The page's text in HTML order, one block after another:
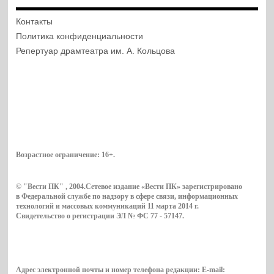
Контакты
Политика конфиденциальности
Репертуар драмтеатра им. А. Кольцова
Возрастное ограничение: 16+.
© "Вести ПК" , 2004.Сетевое издание «Вести ПК» зарегистрировано
в Федеральной службе по надзору в сфере связи, информационных
технологий и массовых коммуникаций 11 марта 2014 г.
Свидетельство о регистрации ЭЛ № ФС 77 - 57147.
Адрес электронной почты и номер телефона редакции: E-mail: